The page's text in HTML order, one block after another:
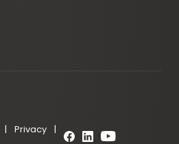
| Privacy |